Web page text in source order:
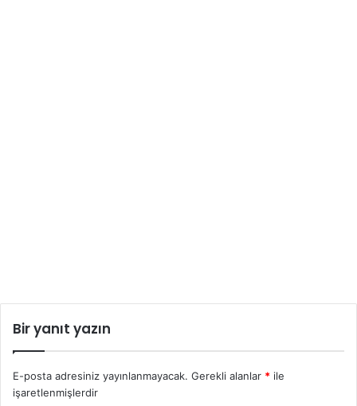
Bir yanıt yazın
E-posta adresiniz yayınlanmayacak. Gerekli alanlar * ile
işaretlenmişlerdir